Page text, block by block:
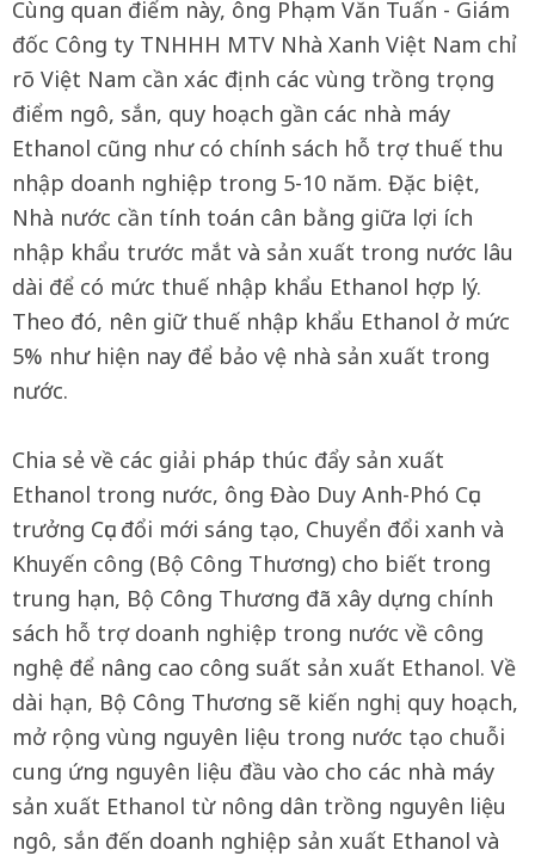
Cùng quan điểm này, ông Phạm Văn Tuấn - Giám
đốc Công ty TNHHH MTV Nhà Xanh Việt Nam chỉ
rõ Việt Nam cần xác định các vùng trồng trọng
điểm ngô, sắn, quy hoạch gần các nhà máy
Ethanol cũng như có chính sách hỗ trợ thuế thu
nhập doanh nghiệp trong 5-10 năm. Đặc biệt,
Nhà nước cần tính toán cân bằng giữa lợi ích
nhập khẩu trước mắt và sản xuất trong nước lâu
dài để có mức thuế nhập khẩu Ethanol hợp lý.
Theo đó, nên giữ thuế nhập khẩu Ethanol ở mức
5% như hiện nay để bảo vệ nhà sản xuất trong
nước.
Chia sẻ về các giải pháp thúc đẩy sản xuất
Ethanol trong nước, ông Đào Duy Anh-Phó Cục
trưởng Cục đổi mới sáng tạo, Chuyển đổi xanh và
Khuyến công (Bộ Công Thương) cho biết trong
trung hạn, Bộ Công Thương đã xây dựng chính
sách hỗ trợ doanh nghiệp trong nước về công
nghệ để nâng cao công suất sản xuất Ethanol. Về
dài hạn, Bộ Công Thương sẽ kiến nghị quy hoạch,
mở rộng vùng nguyên liệu trong nước tạo chuỗi
cung ứng nguyên liệu đầu vào cho các nhà máy
sản xuất Ethanol từ nông dân trồng nguyên liệu
ngô, sắn đến doanh nghiệp sản xuất Ethanol và